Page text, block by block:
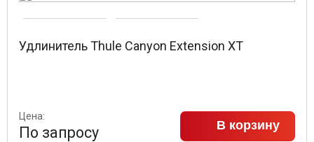
Удлинитель Thule Canyon Extension XT
Цена:
По запросу В корзину